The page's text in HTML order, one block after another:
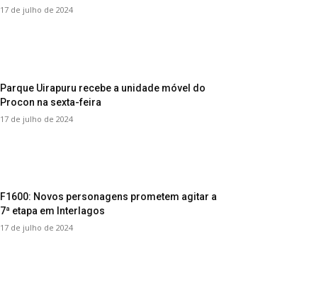
17 de julho de 2024
Parque Uirapuru recebe a unidade móvel do
Procon na sexta-feira
17 de julho de 2024
F1600: Novos personagens prometem agitar a
7ª etapa em Interlagos
17 de julho de 2024